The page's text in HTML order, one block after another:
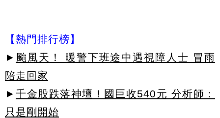
【熱門排行榜】
► 颱風天！ 暖警下班途中遇視障人士 冒雨
陪走回家
► 千金股跌落神壇！國巨收540元 分析師：
只是剛開始